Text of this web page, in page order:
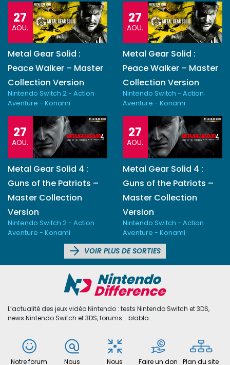
27
AOU.
Metal Gear Solid :
Peace Walker – Master
Collection Version
Nintendo Switch 2 - Action
Aventure - Konami
27
AOU.
Metal Gear Solid :
Peace Walker – Master
Collection Version
Nintendo Switch - Action
Aventure - Konami
27
AOU.
Metal Gear Solid 4 :
Guns of the Patriots –
Master Collection
Version
Nintendo Switch 2 - Action
Aventure - Konami
27
AOU.
Metal Gear Solid 4 :
Guns of the Patriots –
Master Collection
Version
Nintendo Switch - Action
Aventure - Konami
VOIR PLUS DE SORTIES
L’actualité des jeux vidéo Nintendo : tests Nintendo Switch et 3DS,
news Nintendo Switch et 3DS, forums... blabla ...
Notre forum Nous Nous Faire un don Plan du site